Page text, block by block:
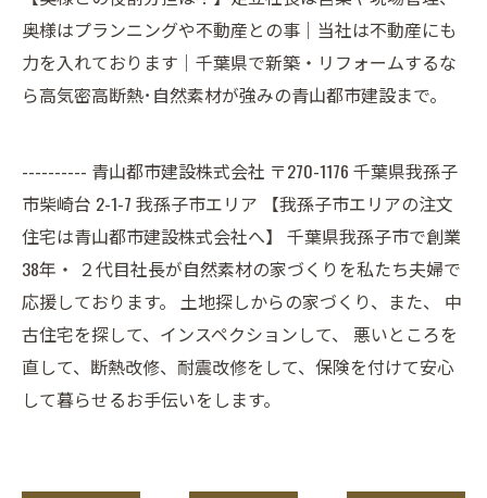
奥様はプランニングや不動産との事｜当社は不動産にも
力を入れております｜千葉県で新築・リフォームするな
ら高気密高断熱･自然素材が強みの青山都市建設まで。
---------- 青山都市建設株式会社 〒270-1176 千葉県我孫子
市柴崎台 2-1-7 我孫子市エリア 【我孫子市エリアの注文
住宅は青山都市建設株式会社へ】 千葉県我孫子市で創業
38年・ ２代目社長が自然素材の家づくりを私たち夫婦で
応援しております。 土地探しからの家づくり、また、 中
古住宅を探して、インスペクションして、 悪いところを
直して、断熱改修、耐震改修をして、保険を付けて安心
して暮らせるお手伝いをします。